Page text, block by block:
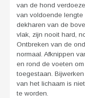
van de hond
van voldoende
dekharen van de
vlak, zijn nooit hard,
Ontbreken van de
normaal. Afknippen
en rond de voeten
toegestaan.
van het lichaam is
te worden.